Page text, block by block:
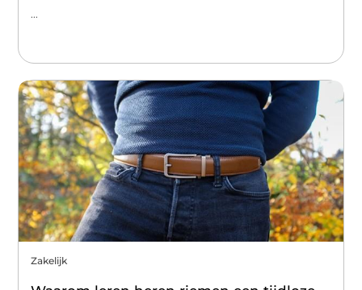
...
Zakelijk